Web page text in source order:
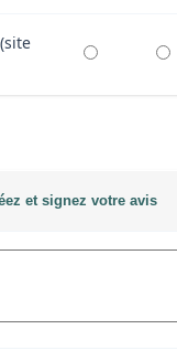
(site
et signez votre avis